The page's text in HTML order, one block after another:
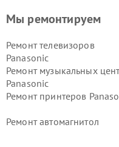
Мы ремонтируем
Ремонт телевизоров
Panasonic
Ремонт музыкальных
Panasonic
Ремонт принтеров
Ремонт автомагнитол